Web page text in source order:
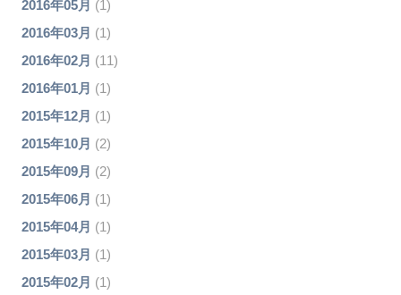
2016年05月 (1)
2016年03月 (1)
2016年02月 (11)
2016年01月 (1)
2015年12月 (1)
2015年10月 (2)
2015年09月 (2)
2015年06月 (1)
2015年04月 (1)
2015年03月 (1)
2015年02月 (1)